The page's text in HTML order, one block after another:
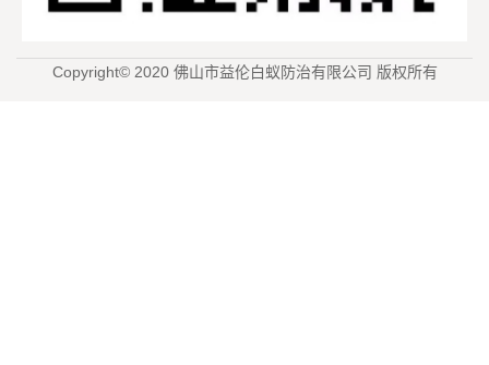
Copyright© 2020 佛山市益伦白蚁防治有限公司 版权所有